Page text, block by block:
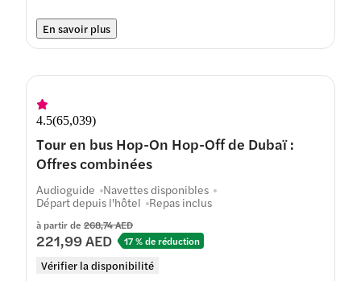
En savoir plus
4.5(65,039)
Tour en bus Hop-On Hop-Off de Dubaï :
Offres combinées
à partir de 268,74 AED
221,99 AED 17 % de réduction
Vérifier la disponibilité
Audioguide Navettes disponibles
Départ depuis l'hôtel Repas inclus